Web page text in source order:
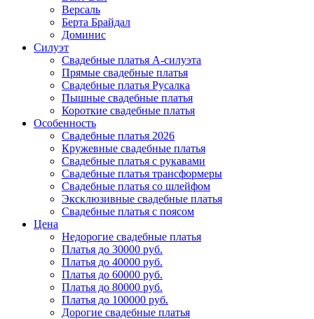
Версаль
Берта Брайдал
Доминис
Силуэт
Свадебные платья А-силуэта
Прямые свадебные платья
Свадебные платья Русалка
Пышные свадебные платья
Короткие свадебные платья
Особенность
Свадебные платья 2026
Кружевные свадебные платья
Свадебные платья с рукавами
Свадебные платья трансформеры
Свадебные платья со шлейфом
Эксклюзивные свадебные платья
Свадебные платья с поясом
Цена
Недорогие свадебные платья
Платья до 30000 руб.
Платья до 40000 руб.
Платья до 60000 руб.
Платья до 80000 руб.
Платья до 100000 руб.
Дорогие свадебные платья